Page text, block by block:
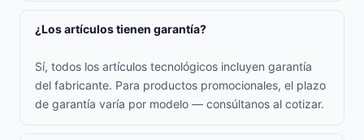
¿Los artículos tienen garantía?
Sí, todos los artículos tecnológicos incluyen garantía
del fabricante. Para productos promocionales, el plazo
de garantía varía por modelo — consúltanos al cotizar.